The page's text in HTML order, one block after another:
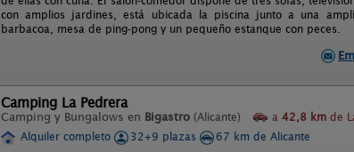
con amplios jardines, está ubicada la piscina junto a una
barbacoa, mesa de ping-pong y un pequeño estanque con peces.
Camping La Pedrera
Camping y Bungalows en Bigastro (Alicante) a 42,8 km de
Alquiler completo
32+9 plazas
67 km de Alicante